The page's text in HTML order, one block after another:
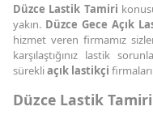
Düzce Lastik Tamiri
yakın. Düzce Gece Açık
hizmet veren firmamız
karşılaştığınız lastik
sürekliaçık lastikçi firmaları
Düzce Lastik Tamiri